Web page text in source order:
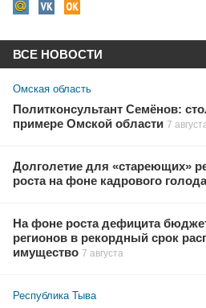
ВСЕ НОВОСТИ
Омская область
Политконсультант Семёнов:
примере Омской области 7
Долголетие для «стареющих»
роста на фоне кадрового голода
На фоне роста дефицита
регионов в рекордный срок
имущество 7 августа
Республика Тыва